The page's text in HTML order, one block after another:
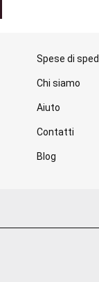
Spese di
Chi siamo
Aiuto
Contatti
Blog